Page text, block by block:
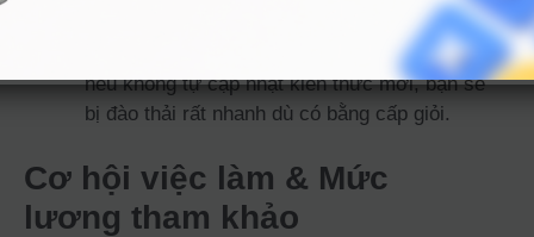
Công nghệ và các
mô hình tài chính thay đổi theo từng ngày,
nếu không tự cập nhật kiến thức mới, bạn sẽ
bị đào thải rất nhanh dù có bằng cấp giỏi.
Cơ hội việc làm & Mức
lương tham khảo